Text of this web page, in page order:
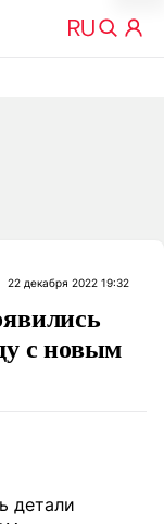
22 декабря 2022 19:32
с новым